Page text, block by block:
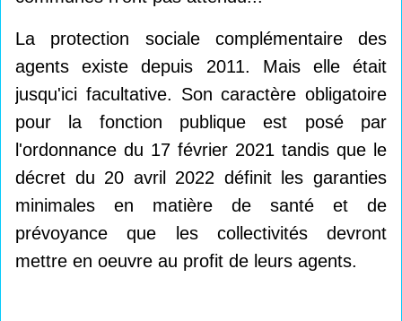
La protection sociale complémentaire des
agents existe depuis 2011. Mais elle était
jusqu'ici facultative. Son caractère obligatoire
pour la fonction publique est posé par
l'ordonnance du 17 février 2021 tandis que le
décret du 20 avril 2022 définit les garanties
minimales en matière de santé et de
prévoyance que les collectivités devront
mettre en oeuvre au profit de leurs agents.